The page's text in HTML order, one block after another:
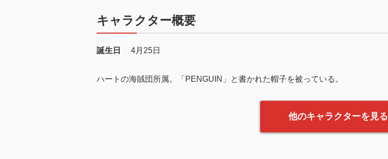
キャラクター概要
誕生日 4月25日
ハートの海賊団所属。「PENGUIN」と書かれた帽子を被っている。
他のキャラクターを見る